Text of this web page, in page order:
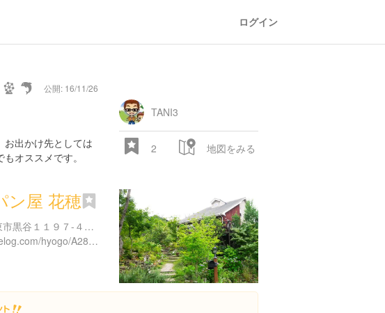
ログイン
公開: 16/11/26
お出かけ先としては
オススメです。
TANI3
2 地図をみる
ン屋 花穂
兵庫県加東市黒谷１１９７-４７８ 森のパン屋花穂
https://tabelog.com/hyogo/A2804/A280403/28021664/